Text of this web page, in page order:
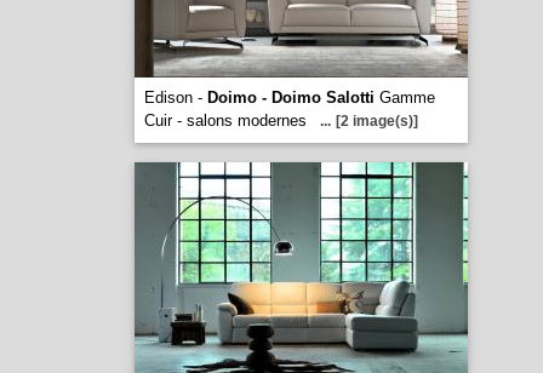
Edison - Doimo - Doimo Salotti Gamme
Cuir - salons modernes
... [2 image(s)]